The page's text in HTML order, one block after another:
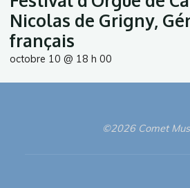
Nicolas de Grigny,
français
octobre 10 @ 18 h 00
©2026 Comet